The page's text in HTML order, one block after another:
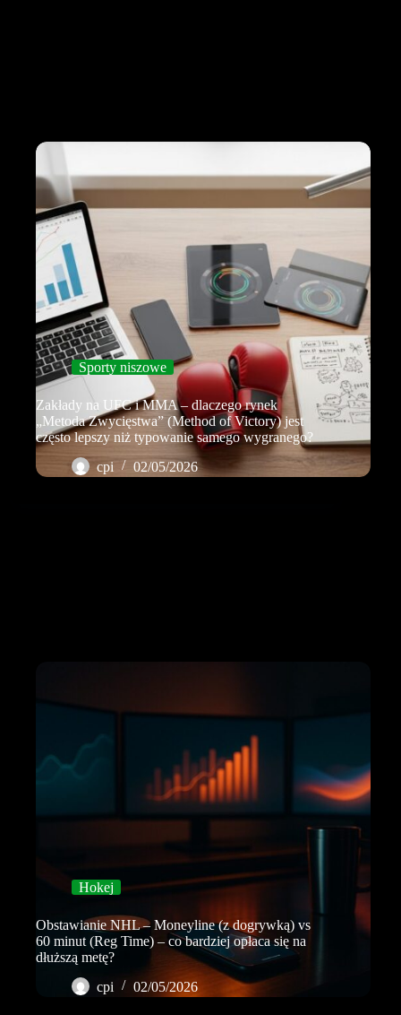
Sporty niszowe
Zakłady na UFC i MMA – dlaczego rynek
„Metoda Zwycięstwa” (Method of Victory) jest
często lepszy niż typowanie samego wygranego?
cpi
02/05/2026
Hokej
Obstawianie NHL – Moneyline (z dogrywką) vs
60 minut (Reg Time) – co bardziej opłaca się na
dłuższą metę?
cpi
02/05/2026